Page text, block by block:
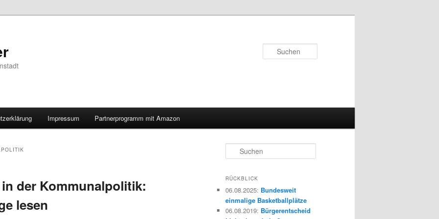
Impressum Partnerprogramm mit Amazon
der Kommunalpolitik:
lesen
u
h
n
RÜCKBLICK
06.08.2025: Bundesweit
einmalige Basketballplätze
06.08.2019: Bürgerentscheid